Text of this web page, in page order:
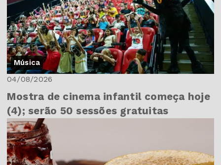
Música
04/08/2026
Mostra de cinema infantil começa hoje
(4); serão 50 sessões gratuitas